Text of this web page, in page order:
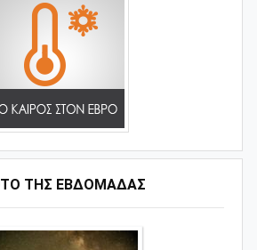
ΤΗΣ ΕΒΔΟΜΑΔΑΣ